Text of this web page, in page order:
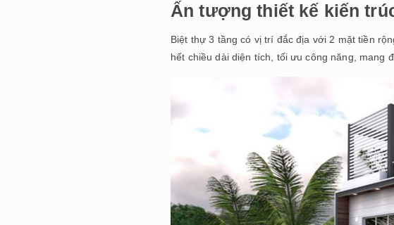
Ấn tượng thiết kế kiến
Biệt thự 3 tầng có vị trí đắc địa với 2 mặt tiền
hết chiều dài diện tích, tối ưu công năng, mang